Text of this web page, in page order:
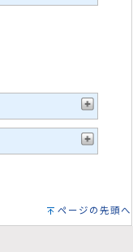
ページの先頭へ